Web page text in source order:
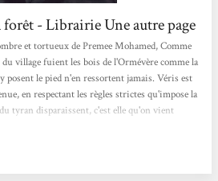
- Librairie Une autre page
et tortueux de Premee Mohamed, Comme
village fuient les bois de l'Ormévère comme la
posent le pied n'en ressortent jamais. Véris est
en respectant les règles strictes qu'impose la
tyran disparaissent, c'est elle qu'on vient
et son village seront exécutés.Comme